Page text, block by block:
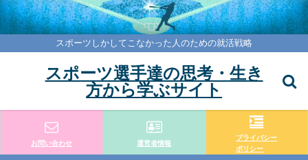
スポーツしかしてこなかった人のための就活戦略
スポーツ選手達の思考・生き
方から学ぶサイト
お問い合わせ 運営者情報
プライバシー
ポリシー